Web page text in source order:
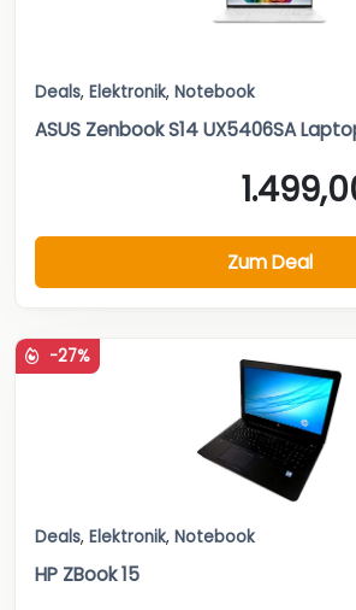
Deals, Elektronik, Notebook
ASUS Zenbook S14 UX5406SA
Zum Deal
-27%
Deals, Elektronik, Notebook
HP ZBook 15